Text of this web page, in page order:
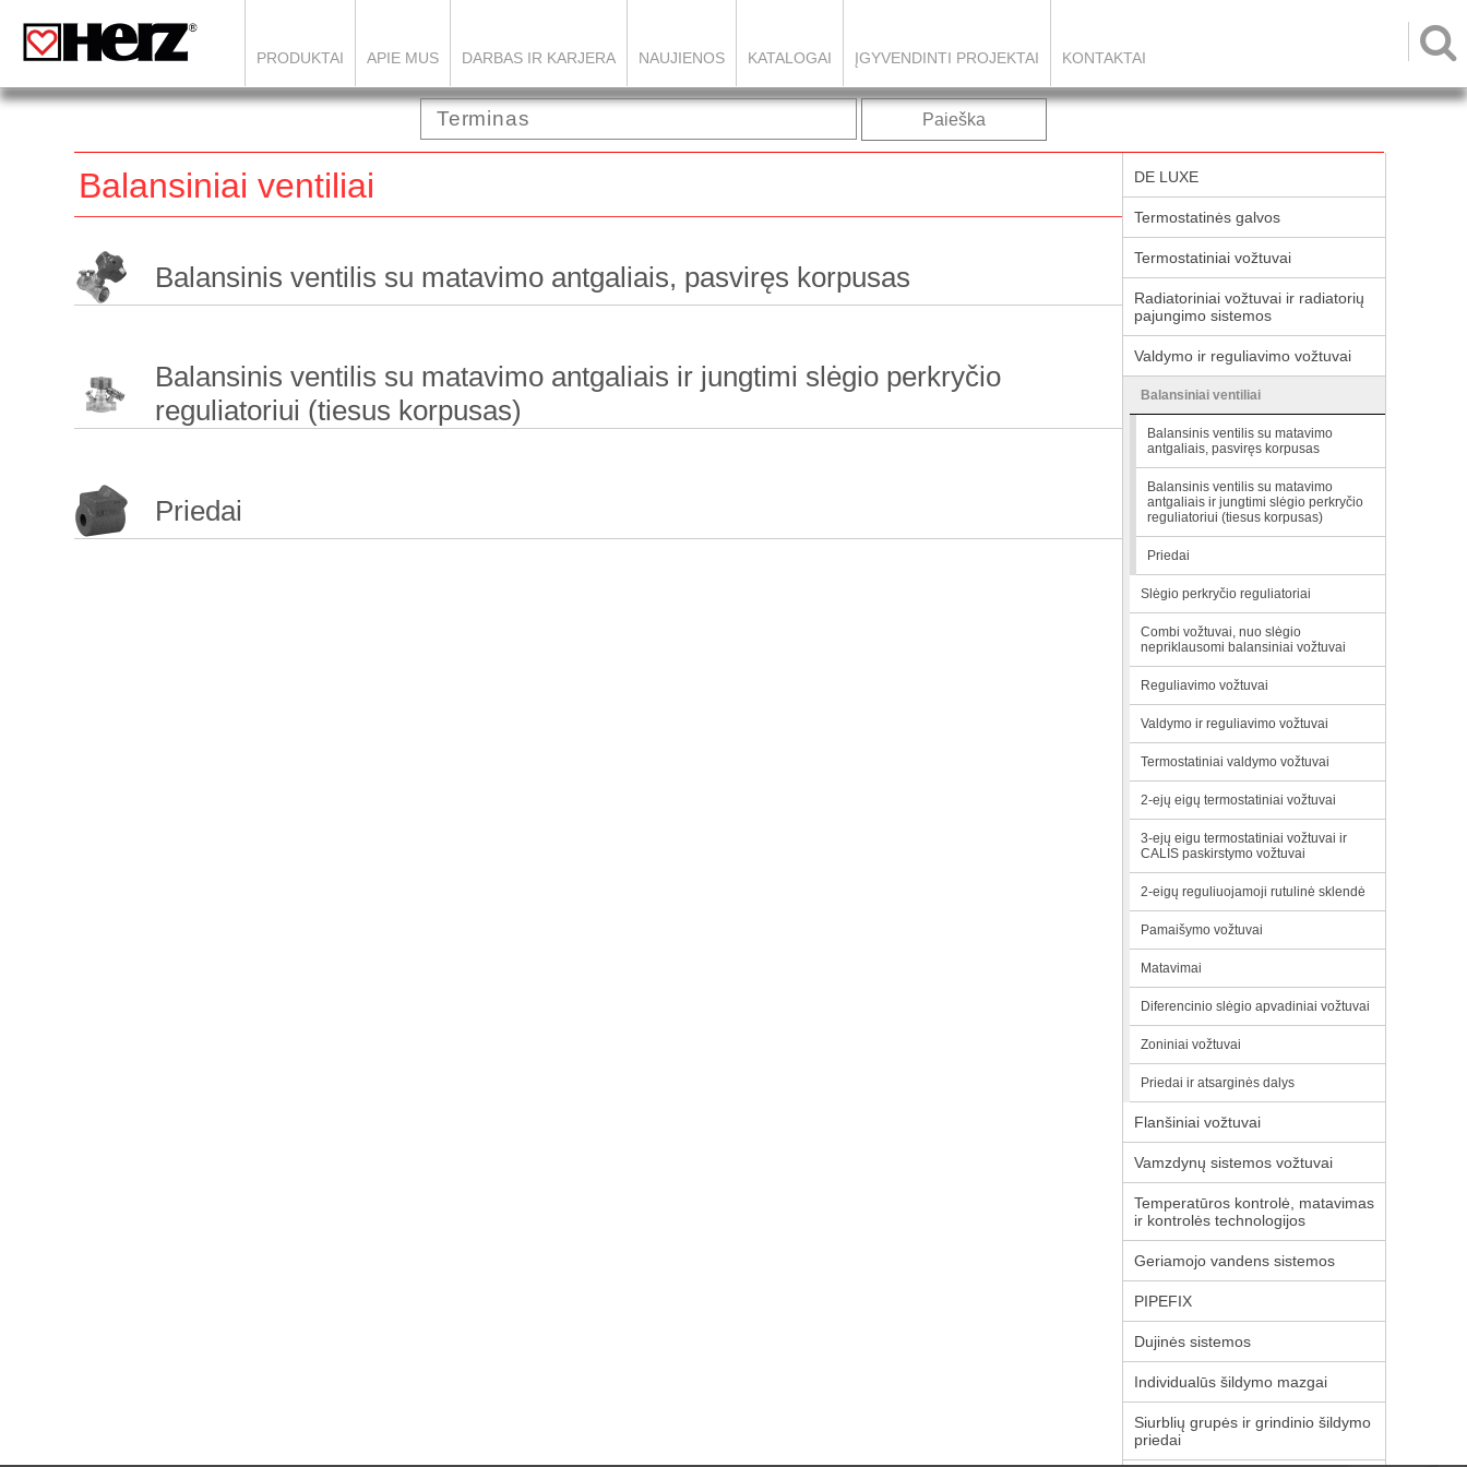

PRODUKTAI APIE MUS DARBAS IR KARJERA NAUJIENOS KATALOGAI ĮGYVENDINTI PROJEKTAI KONTAKTAI
Paieška
Balansiniai ventiliai
Balansinis ventilis su matavimo antgaliais, pasviręs korpusas
Balansinis ventilis su matavimo antgaliais ir jungtimi slėgio perkryčio
reguliatoriui (tiesus korpusas)
Priedai
DE LUXE
Termostatinės galvos
Termostatiniai vožtuvai
Radiatoriniai vožtuvai ir radiatorių
pajungimo sistemos
Valdymo ir reguliavimo vožtuvai
Balansiniai ventiliai
Balansinis ventilis su matavimo
antgaliais, pasviręs korpusas
Balansinis ventilis su matavimo
antgaliais ir jungtimi slėgio perkryčio
reguliatoriui (tiesus korpusas)
Priedai
Slėgio perkryčio reguliatoriai
Combi vožtuvai, nuo slėgio
nepriklausomi balansiniai vožtuvai
Reguliavimo vožtuvai
Valdymo ir reguliavimo vožtuvai
Termostatiniai valdymo vožtuvai
2-ejų eigų termostatiniai vožtuvai
3-ejų eigu termostatiniai vožtuvai ir
CALIS paskirstymo vožtuvai
2-eigų reguliuojamoji rutulinė sklendė
Pamaišymo vožtuvai
Matavimai
Diferencinio slėgio apvadiniai vožtuvai
Zoniniai vožtuvai
Priedai ir atsarginės dalys
Flanšiniai vožtuvai
Vamzdynų sistemos vožtuvai
Temperatūros kontrolė, matavimas
ir kontrolės technologijos
Geriamojo vandens sistemos
PIPEFIX
Dujinės sistemos
Individualūs šildymo mazgai
Siurblių grupės ir grindinio šildymo
priedai